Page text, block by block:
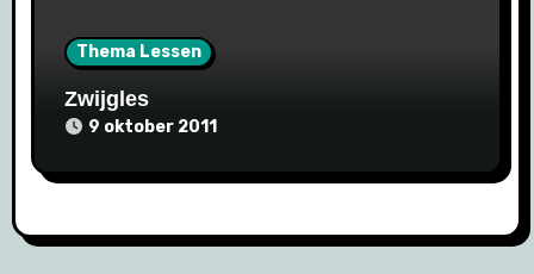
Thema Lessen
Zwijgles
9 oktober 2011